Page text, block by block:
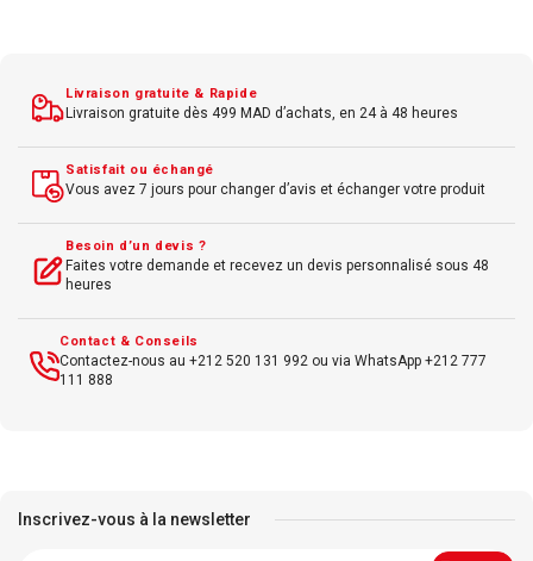
Livraison gratuite & Rapide
Livraison gratuite dès 499 MAD d’achats, en 24 à 48 heures
Satisfait ou échangé
Vous avez 7 jours pour changer d’avis et échanger votre produit
Besoin d’un devis ?
Faites votre demande et recevez un devis personnalisé sous 48
heures
Contact & Conseils
Contactez-nous au +212 520 131 992 ou via WhatsApp +212 777
111 888
Inscrivez-vous à la newsletter